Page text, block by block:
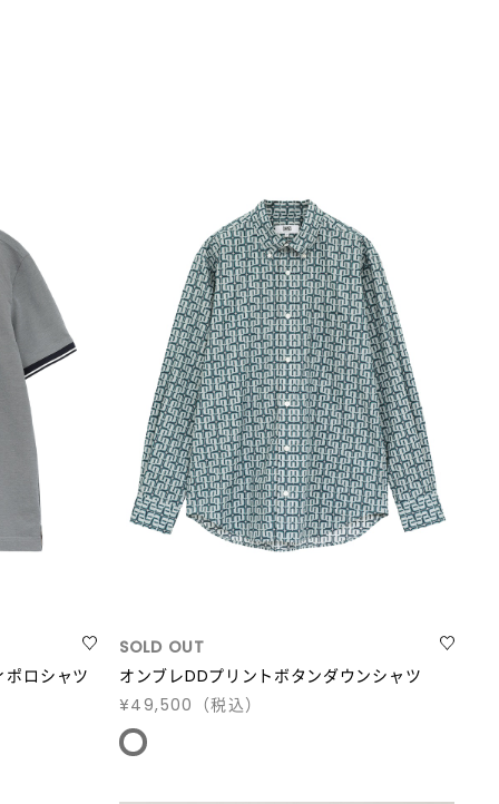
ポロシャツ
SOLD OUT
オンブレDDプリントボタンダウンシャツ
¥49,500 （税込）